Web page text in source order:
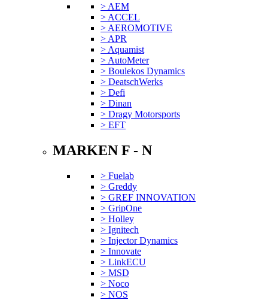
> AEM
> ACCEL
> AEROMOTIVE
> APR
> Aquamist
> AutoMeter
> Boulekos Dynamics
> DeatschWerks
> Defi
> Dinan
> Dragy Motorsports
> EFT
MARKEN F - N
> Fuelab
> Greddy
> GREF INNOVATION
> GripOne
> Holley
> Ignitech
> Injector Dynamics
> Innovate
> LinkECU
> MSD
> Noco
> NOS